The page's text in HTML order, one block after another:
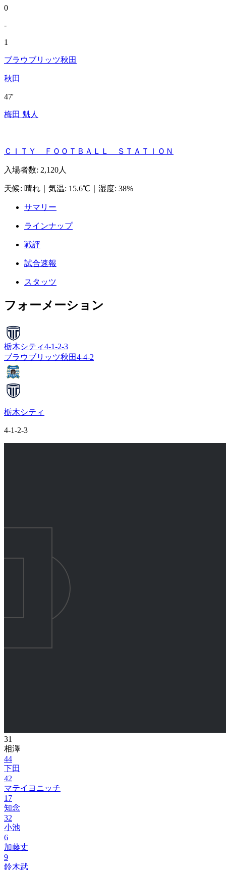
0
-
1
ブラウブリッツ秋田
秋田
47'
梅田 魁人
ＣＩＴＹ ＦＯＯＴＢＡＬＬ ＳＴＡＴＩＯＮ
入場者数: 2,120人
天候: 晴れ 気温: 15.6℃ 湿度: 38%
サマリー
ラインナップ
戦評
試合速報
スタッツ
フォーメーション
栃木シティ4-1-2-3
ブラウブリッツ秋田4-4-2
栃木シティ
4-1-2-3
31
相澤
44
下田
42
マテイヨニッチ
17
知念
32
小池
6
加藤丈
9
鈴木武